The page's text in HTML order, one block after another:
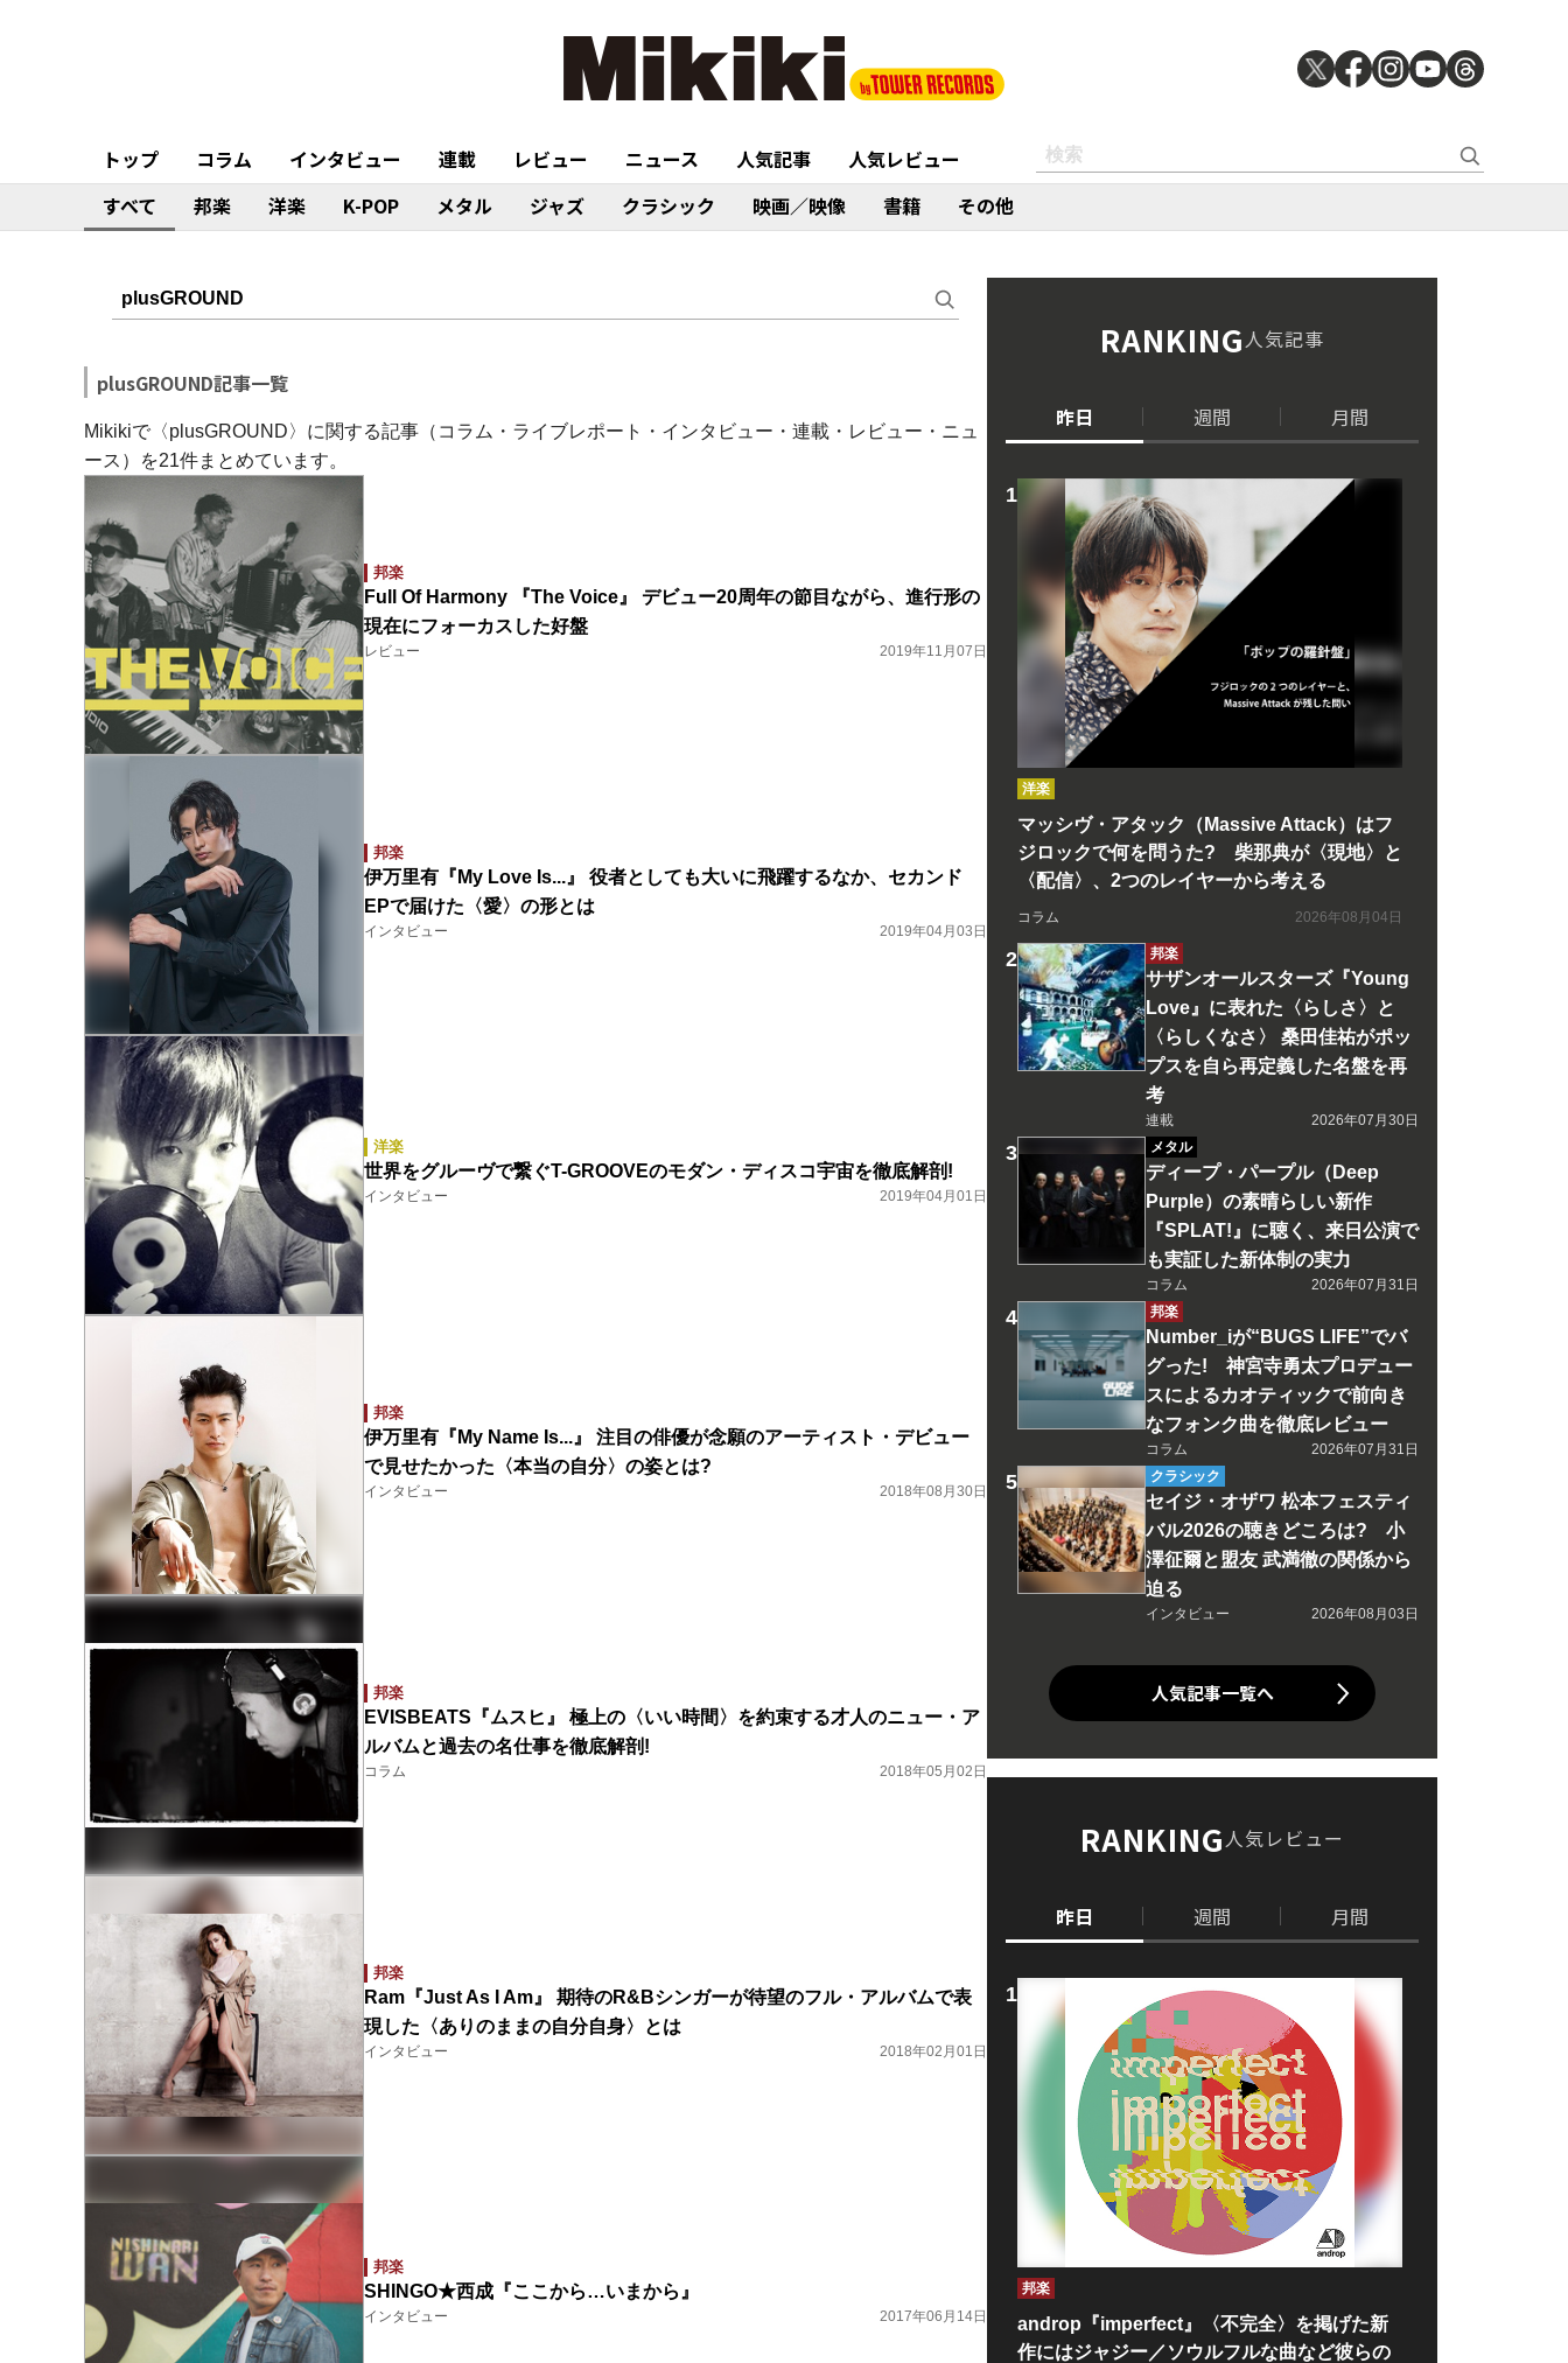
トップ コラム インタビュー 連載 レビュー ニュース 人気記事
人気レビュー
すべて
邦楽 洋楽 K-POP メタル ジャズ クラシック 映画／映像 書籍 その他
plusGROUND記事一覧
Mikikiで〈plusGROUND〉に関する記事（コラム・ライブレポート・インタビュー・連載・レビュー・ニュ
ース）を21件まとめています。
邦楽
Full Of Harmony 『The Voice』 デビュー20周年の節目ながら、進行形の
現在にフォーカスした好盤
レビュー 2019年11月07日
邦楽
伊万里有『My Love Is...』 役者としても大いに飛躍するなか、セカンド
EPで届けた〈愛〉の形とは
インタビュー 2019年04月03日
洋楽
世界をグルーヴで繋ぐT-GROOVEのモダン・ディスコ宇宙を徹底解剖!
インタビュー 2019年04月01日
邦楽
伊万里有『My Name Is...』 注目の俳優が念願のアーティスト・デビュー
で見せたかった〈本当の自分〉の姿とは?
インタビュー 2018年08月30日
邦楽
EVISBEATS『ムスヒ』 極上の〈いい時間〉を約束する才人のニュー・ア
ルバムと過去の名仕事を徹底解剖!
コラム 2018年05月02日
邦楽
Ram『Just As I Am』 期待のR&Bシンガーが待望のフル・アルバムで表
現した〈ありのままの自分自身〉とは
インタビュー 2018年02月01日
邦楽
SHINGO★西成『ここから…いまから』
インタビュー 2017年06月14日
RANKING人気記事
昨日 週間 月間
洋楽
マッシヴ・アタック（Massive Attack）はフ
ジロックで何を問うた? 柴那典が〈現地〉と
〈配信〉、2つのレイヤーから考える
コラム 2026年08月04日
邦楽
サザンオールスターズ『Young
Love』に表れた〈らしさ〉と
〈らしくなさ〉 桑田佳祐がポッ
プスを自ら再定義した名盤を再
考
連載
2026年07月30日
メタル
ディープ・パープル（Deep
Purple）の素晴らしい新作
『SPLAT!』に聴く、来日公演で
も実証した新体制の実力
コラム
2026年07月31日
邦楽
Number_iが“BUGS LIFE”でバ
グった! 神宮寺勇太プロデュー
スによるカオティックで前向き
なフォンク曲を徹底レビュー
コラム
2026年07月31日
クラシック
セイジ・オザワ 松本フェスティ
バル2026の聴きどころは? 小
澤征爾と盟友 武満徹の関係から
迫る
インタビュー 2026年08月03日
人気記事一覧へ
RANKING人気レビュー
昨日 週間 月間
邦楽
androp『imperfect』〈不完全〉を掲げた新
作にはジャジー／ソウルフルな曲など彼らの